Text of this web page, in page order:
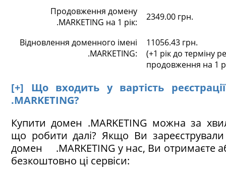
Продовження домену
.MARKETING на 1 рік:
2349.00 грн.
Відновлення доменного імені
.MARKETING:
11056.43 грн.
(+1 рік до терміну
продовження на 1
[+] Що входить у вартість
.MARKETING?
Купити домен .MARKETING можна за
що робити далі? Якщо Ви
домен .MARKETING у нас, Ви отримаєте
безкоштовно ці сервіси: